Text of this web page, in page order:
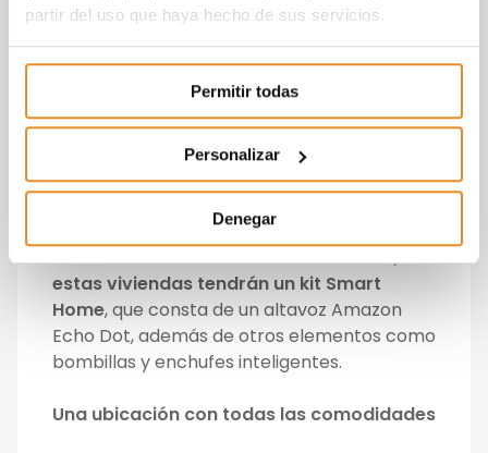
partir del uso que haya hecho de sus servicios.
Permitir todas
Personalizar
Denegar
Con el objetivo de convertir ese conjunto
residencial en el lugar idóneo para sus
clientes, sus viviendas incorporarán la
Célere Wish, el
desarrollado en colaboración con
a través del cual los
habitantes podrán controlar con su propia
luces, y externos a la misma, como la
reserva de las zonas comunes. Para ello,
estas viviendas tendrán un kit Smart
Home, que consta de un altavoz Amazon
Echo Dot, además de otros elementos como
bombillas y enchufes inteligentes.
Una ubicación con todas las comodidades